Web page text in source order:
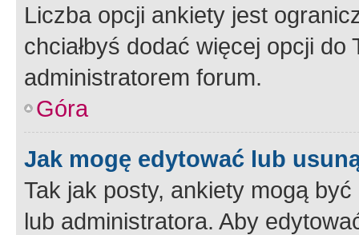
Liczba opcji ankiety jest
chciałbyś dodać więcej opcji
administratorem forum.
Góra
Jak mogę edytować lub
Tak jak posty, ankiety mogą
lub administratora. Aby